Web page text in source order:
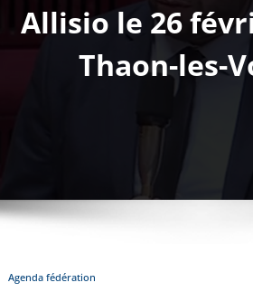
Allisio le 26
Thaon-les-
Agenda fédération